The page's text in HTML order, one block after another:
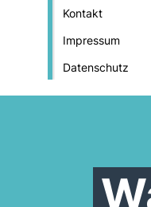
Kontakt
Impressum
Datenschutz